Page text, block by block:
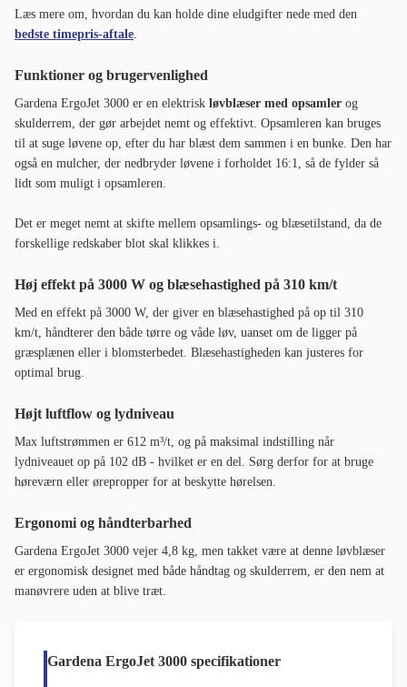
Læs mere om, hvordan du kan holde dine eludgifter nede med den
bedste timepris-aftale.
Funktioner og brugervenlighed
Gardena ErgoJet 3000 er en elektrisk løvblæser med opsamler og
skulderrem, der gør arbejdet nemt og effektivt. Opsamleren kan bruges
til at suge løvene op, efter du har blæst dem sammen i en bunke. Den har
også en mulcher, der nedbryder løvene i forholdet 16:1, så de fylder så
lidt som muligt i opsamleren.
Det er meget nemt at skifte mellem opsamlings- og blæsetilstand, da de
forskellige redskaber blot skal klikkes i.
Høj effekt på 3000 W og blæsehastighed på 310 km/t
Med en effekt på 3000 W, der giver en blæsehastighed på op til 310
km/t, håndterer den både tørre og våde løv, uanset om de ligger på
græsplænen eller i blomsterbedet. Blæsehastigheden kan justeres for
optimal brug.
Højt luftflow og lydniveau
Max luftstrømmen er 612 m³/t, og på maksimal indstilling når
lydniveauet op på 102 dB - hvilket er en del. Sørg derfor for at bruge
høreværn eller ørepropper for at beskytte hørelsen.
Ergonomi og håndterbarhed
Gardena ErgoJet 3000 vejer 4,8 kg, men takket være at denne løvblæser
er ergonomisk designet med både håndtag og skulderrem, er den nem at
manøvrere uden at blive træt.
Gardena ErgoJet 3000 specifikationer